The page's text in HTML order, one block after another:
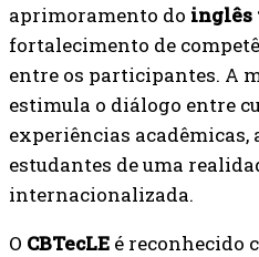
aprimoramento do inglês
fortalecimento de
entre os participantes. A
estimula o diálogo entre
experiências
estudantes de uma
internacionalizada.
O CBTecLE é reconhecido